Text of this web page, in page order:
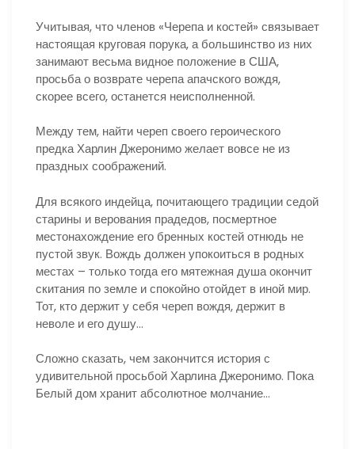
Учитывая, что членов «Черепа и костей» связывает
настоящая круговая порука, а большинство из них
занимают весьма видное положение в США,
просьба о возврате черепа апачского вождя,
скорее всего, останется неисполненной.
Между тем, найти череп своего героического
предка Харлин Джеронимо желает вовсе не из
праздных соображений.
Для всякого индейца, почитающего традиции седой
старины и верования прадедов, посмертное
местонахождение его бренных костей отнюдь не
пустой звук. Вождь должен упокоиться в родных
местах – только тогда его мятежная душа окончит
скитания по земле и спокойно отойдет в иной мир.
Тот, кто держит у себя череп вождя, держит в
неволе и его душу…
Сложно сказать, чем закончится история с
удивительной просьбой Харлина Джеронимо. Пока
Белый дом хранит абсолютное молчание…